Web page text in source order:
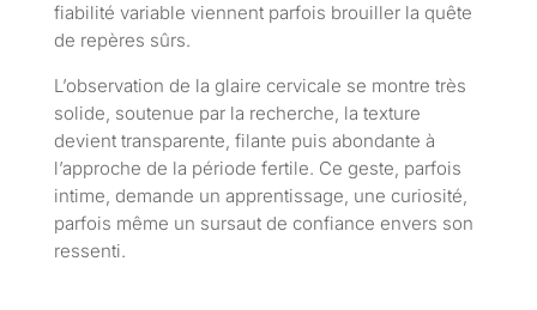
fiabilité variable viennent parfois brouiller la quête
de repères sûrs.
L’observation de la glaire cervicale se montre très
solide, soutenue par la recherche, la texture
devient transparente, filante puis abondante à
l’approche de la période fertile. Ce geste, parfois
intime, demande un apprentissage, une curiosité,
parfois même un sursaut de confiance envers son
ressenti.